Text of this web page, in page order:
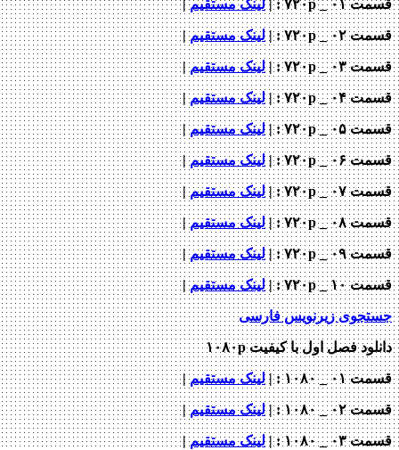
قسمت ۰۱ _ ۷۲۰p : | لینک مستقیم|
قسمت ۰۲ _ ۷۲۰p : | لینک مستقیم|
قسمت ۰۳ _ ۷۲۰p : | لینک مستقیم|
قسمت ۰۴ _ ۷۲۰p : | لینک مستقیم|
قسمت ۰۵ _ ۷۲۰p : | لینک مستقیم|
قسمت ۰۶ _ ۷۲۰p : | لینک مستقیم|
قسمت ۰۷ _ ۷۲۰p : | لینک مستقیم|
قسمت ۰۸ _ ۷۲۰p : | لینک مستقیم|
قسمت ۰۹ _ ۷۲۰p : | لینک مستقیم|
قسمت ۱۰ _ ۷۲۰p : | لینک مستقیم|
جستجوی زیرنویس فارسی
دانلود فصل اول با کیفیت ۱۰۸۰p
قسمت ۰۱ _ ۱۰۸۰ : | لینک مستقیم|
قسمت ۰۲ _ ۱۰۸۰ : | لینک مستقیم|
قسمت ۰۳ _ ۱۰۸۰ : | لینک مستقیم|